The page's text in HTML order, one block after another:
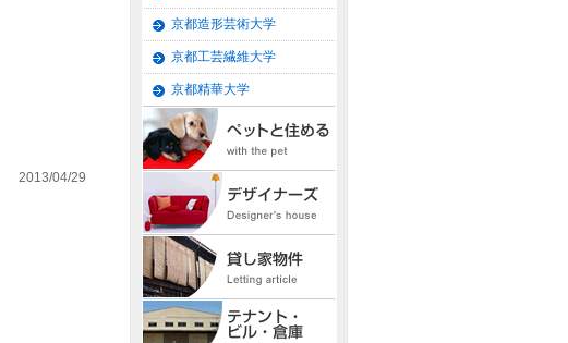
2013/04/29
京都造形芸術大学
京都工芸繊維大学
京都精華大学